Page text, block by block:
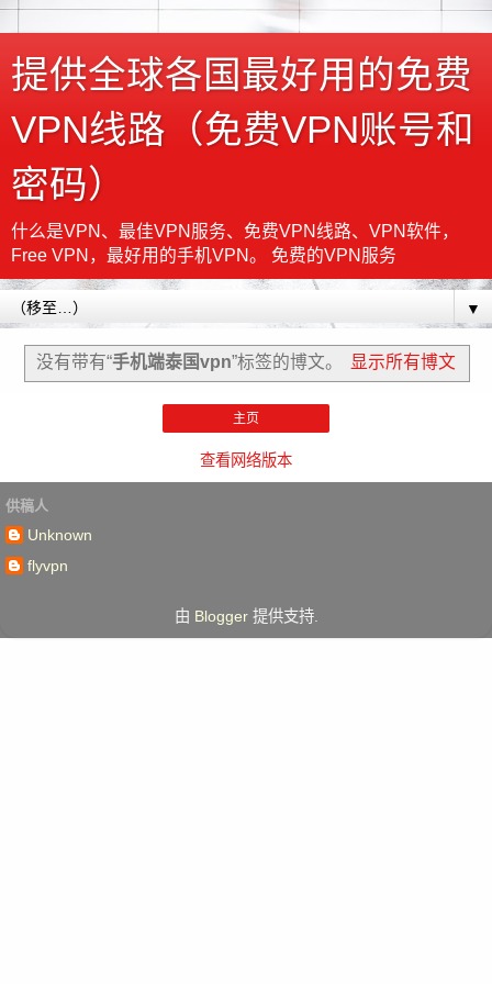
提供全球各国最好用的免费
VPN线路（免费VPN账号和
密码）
什么是VPN、最佳VPN服务、免费VPN线路、VPN软件，
Free VPN，最好用的手机VPN。 免费的VPN服务
▼
没有带有“手机端泰国vpn”标签的博文。 显示所有博文
主页
查看网络版本
供稿人
Unknown
flyvpn
由 Blogger提供支持.